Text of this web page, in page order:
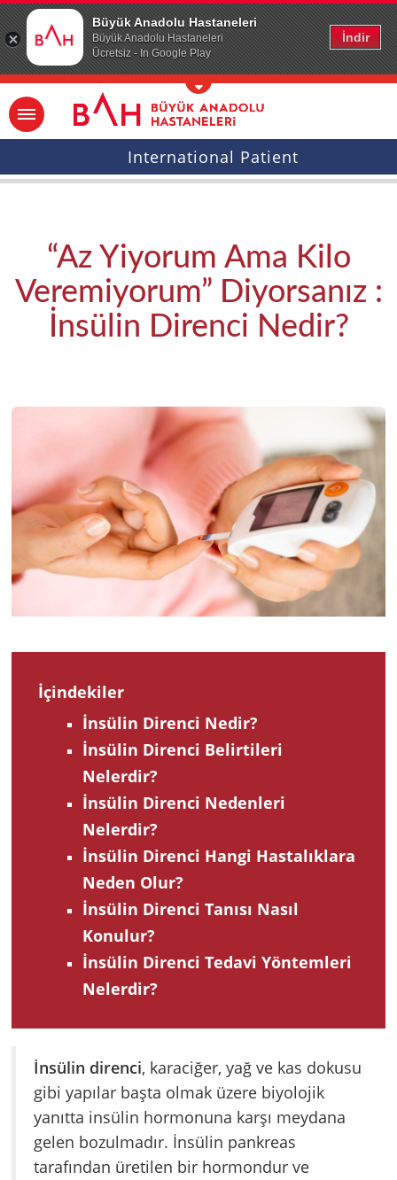
Büyük Anadolu Hastaneleri
Büyük Anadolu Hastaneleri
Ücretsiz - In Google Play
İndir
Ana icerige atla
International Patient
“Az Yiyorum Ama Kilo
Veremiyorum” Diyorsanız :
İnsülin Direnci Nedir?
2023
İçindekiler
İnsülin Direnci Nedir?
İnsülin Direnci Belirtileri
Nelerdir?
İnsülin Direnci Nedenleri
Nelerdir?
İnsülin Direnci Hangi Hastalıklara
Neden Olur?
İnsülin Direnci Tanısı Nasıl
Konulur?
İnsülin Direnci Tedavi Yöntemleri
Nelerdir?
İnsülin direnci, karaciğer, yağ ve kas dokusu
gibi yapılar başta olmak üzere biyolojik
yanıtta insülin hormonuna karşı meydana
gelen bozulmadır. İnsülin pankreas
tarafından üretilen bir hormondur ve